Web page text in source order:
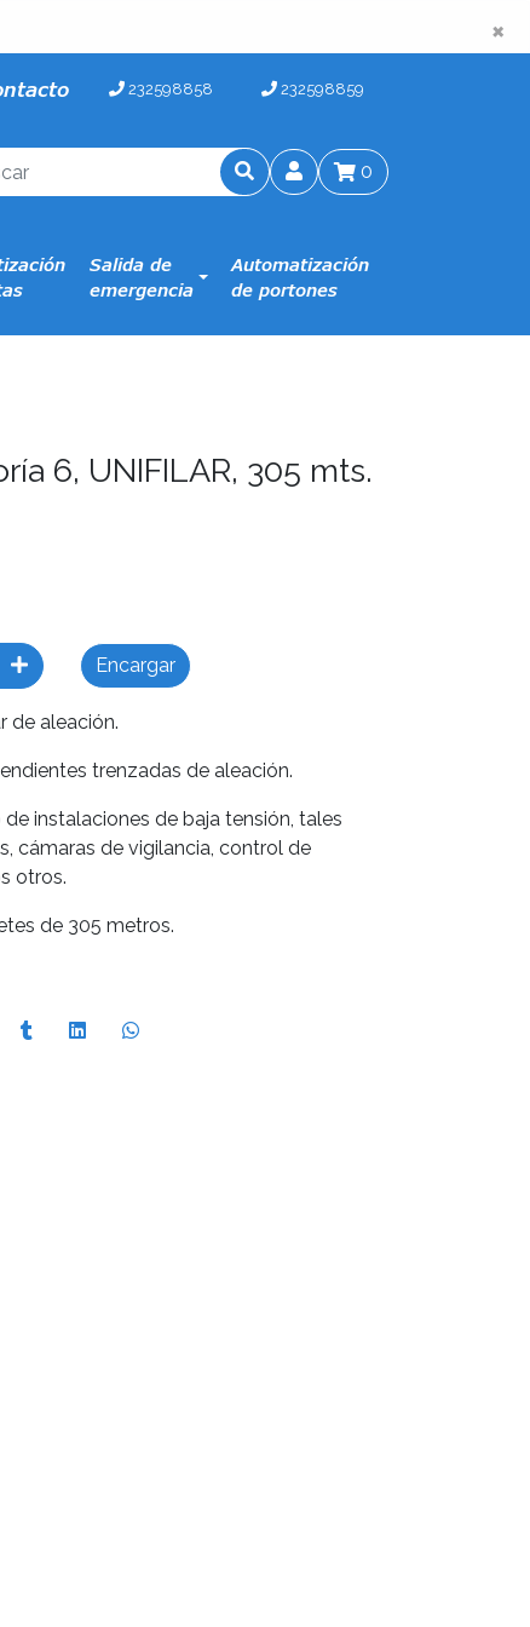
×
×
232598858 232598859
0
Salida de
emergencia
Automatización
de portones
6, UNIFILAR, 305 mts.
Encargar
de aleación.
trenzadas de aleación.
instalaciones de baja tensión, tales
cámaras de vigilancia, control de
otros.
de 305 metros.